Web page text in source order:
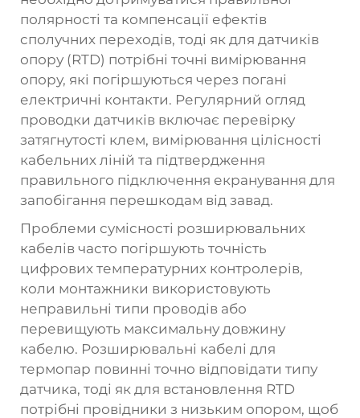
полярності та компенсації ефектів
сполучних переходів, тоді як для датчиків
опору (RTD) потрібні точні вимірювання
опору, які погіршуються через погані
електричні контакти. Регулярний огляд
проводки датчиків включає перевірку
затягнутості клем, вимірювання цілісності
кабельних ліній та підтвердження
правильного підключення екранування для
запобігання перешкодам від завад.
Проблеми сумісності розширювальних
кабелів часто погіршують точність
цифрових температурних контролерів,
коли монтажники використовують
неправильні типи проводів або
перевищують максимальну довжину
кабелю. Розширювальні кабелі для
термопар повинні точно відповідати типу
датчика, тоді як для встановлення RTD
потрібні провідники з низьким опором, щоб